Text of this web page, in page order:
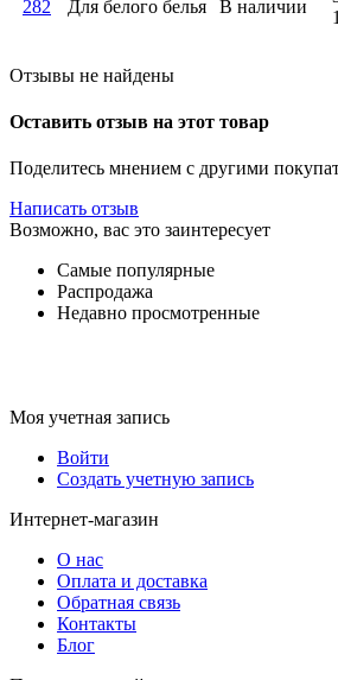
282 Для белого белья В наличии
Отзывы не найдены
Оставить отзыв на этот товар
Поделитесь мнением с другими
Написать отзыв
Возможно, вас это заинтересует
Самые популярные
Распродажа
Недавно просмотренные
Моя учетная запись
Войти
Создать учетную запись
Интернет-магазин
О нас
Оплата и доставка
Обратная связь
Контакты
Блог